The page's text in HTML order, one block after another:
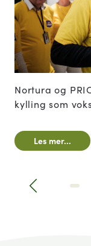
Nortura og
kylling som
fra andre
begge
Les mer...
Tidligere